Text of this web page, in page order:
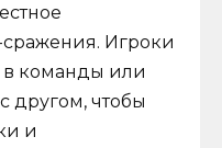
Игроки
в команды или
другом, чтобы
и